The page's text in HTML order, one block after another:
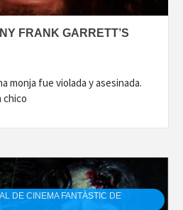
FRANK GARRETT’S
monja fue violada y asesinada.
chico
DE CINEMA FANTÀSTIC DE